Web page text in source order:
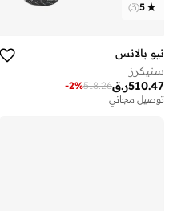
5
(
3
)
نيو بالانس
سنيكرز
ر.ق510.47
518.26
-2%
توصيل مجاني